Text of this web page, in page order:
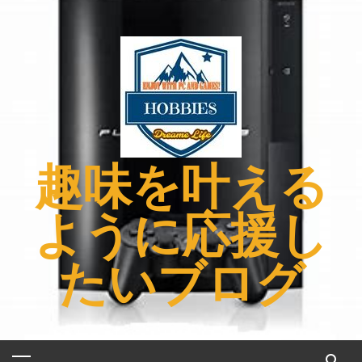
趣味を叶える
ように応援し
たいブログ